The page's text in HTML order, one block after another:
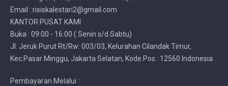
Email : risiskalestari2@gmail.com
KANTOR PUSAT KAMI
Buka : 09:00 - 16:00 ( Senin s/d Sabtu)
Jl. Jeruk Purut Rt/Rw: 003/03, Kelurahan Cilandak Timur,
Kec.Pasar Minggu, Jakarta Selatan, Kode Pos : 12560 Indonesia.
Pembayaran Melalui :